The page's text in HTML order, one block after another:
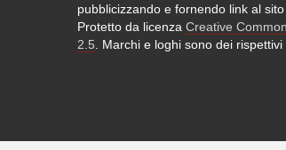
pubblicizzando e fornendo link al sito
Protetto da licenza Creative
2.5 . Marchi e loghi sono dei rispettivi